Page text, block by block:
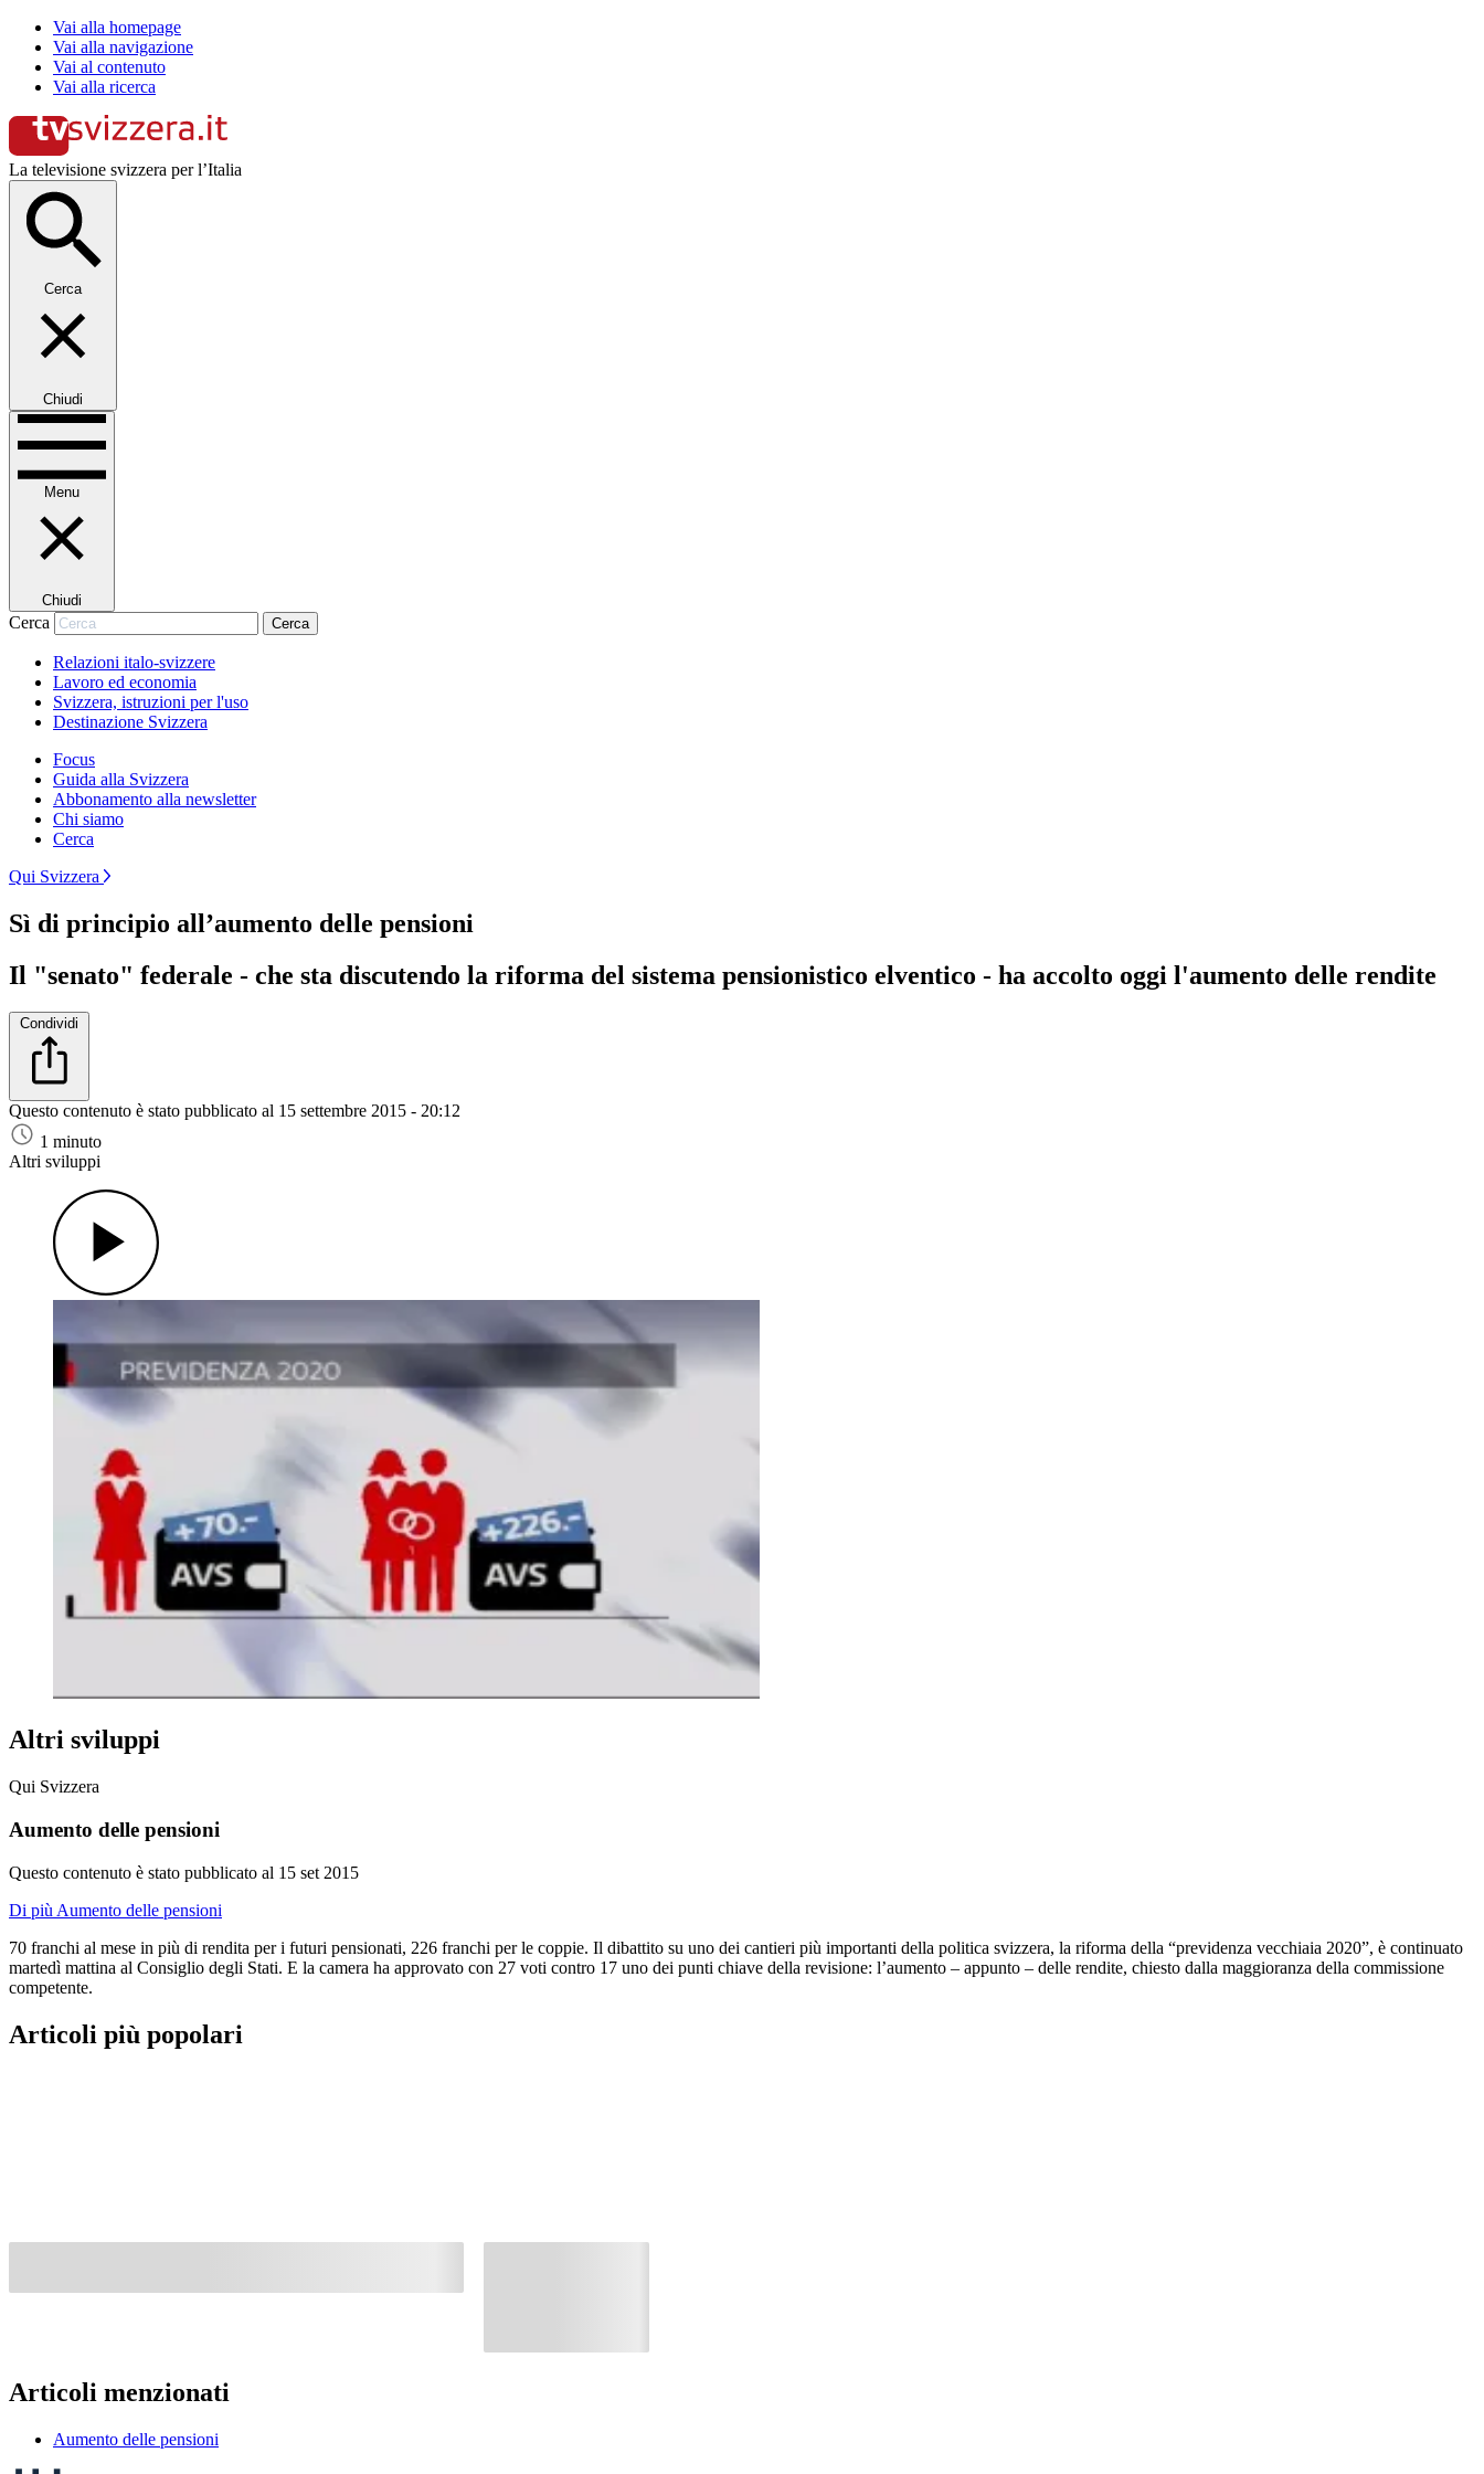
Vai alla homepage
Vai alla navigazione
Vai al contenuto
Vai alla ricerca
La televisione svizzera per l’Italia
Cerca
Chiudi
Menu
Chiudi
Cerca Cerca
Relazioni italo-svizzere
Lavoro ed economia
Svizzera, istruzioni per l'uso
Destinazione Svizzera
Focus
Guida alla Svizzera
Abbonamento alla newsletter
Chi siamo
Cerca
Qui Svizzera
Sì di principio all’aumento delle pensioni
Il "senato" federale - che sta discutendo la riforma del sistema pensionistico elventico - ha accolto oggi l'aumento delle rendite
Condividi
Questo contenuto è stato pubblicato al 15 settembre 2015 - 20:12
1 minuto
Altri sviluppi
Altri sviluppi
Qui Svizzera
Aumento delle pensioni
Questo contenuto è stato pubblicato al 15 set 2015
Di più Aumento delle pensioni
70 franchi al mese in più di rendita per i futuri pensionati, 226 franchi per le coppie. Il dibattito su uno dei cantieri più importanti della politica svizzera, la riforma della “previdenza vecchiaia 2020”, è continuato
martedì mattina al Consiglio degli Stati. E la camera ha approvato con 27 voti contro 17 uno dei punti chiave della revisione: l’aumento – appunto – delle rendite, chiesto dalla maggioranza della commissione
competente.
Articoli più popolari
Articoli menzionati
Aumento delle pensioni